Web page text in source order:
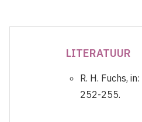
LITERATUUR
R. H. Fuchs, in:
252-255.